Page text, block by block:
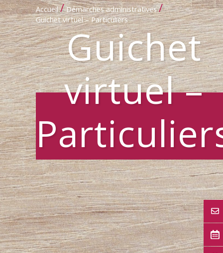
Accueil / Démarches administratives /
Guichet virtuel – Particuliers
Guichet
virtuel –